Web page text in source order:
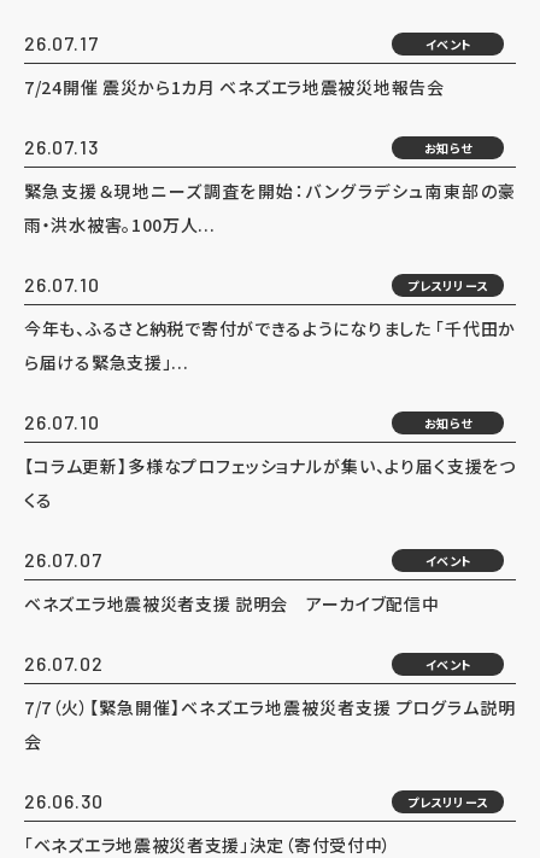
26.07.17 イベント
7/24開催 震災から1カ月 ベネズエラ地震被災地報告会
26.07.13 お知らせ
緊急支援＆現地ニーズ調査を開始：バングラデシュ南東部の豪
雨・洪水被害。100万人...
26.07.10 プレスリリース
今年も、ふるさと納税で寄付ができるようになりました 「千代田か
ら届ける緊急支援」...
26.07.10 お知らせ
【コラム更新】多様なプロフェッショナルが集い、より届く支援をつ
くる
26.07.07 イベント
ベネズエラ地震被災者支援 説明会 アーカイブ配信中
26.07.02 イベント
7/7（火）【緊急開催】ベネズエラ地震被災者支援 プログラム説明
会
26.06.30 プレスリリース
「ベネズエラ地震被災者支援」決定（寄付受付中）